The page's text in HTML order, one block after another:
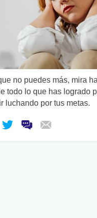
no puedes más, mira
todo lo que has logrado
luchando por tus metas.